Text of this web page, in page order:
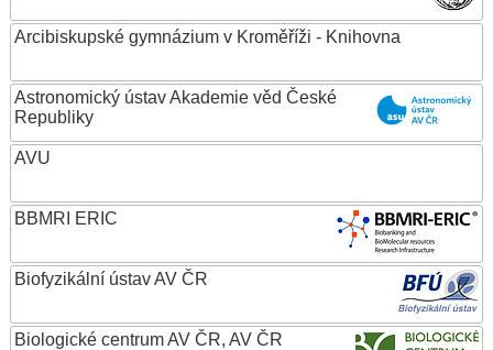
Arcibiskupské gymnázium v Kroměříži - Knihovna
Astronomický ústav Akademie věd České
Republiky
AVU
BBMRI ERIC
Biofyzikální ústav AV ČR
Biologické centrum AV ČR, AV ČR